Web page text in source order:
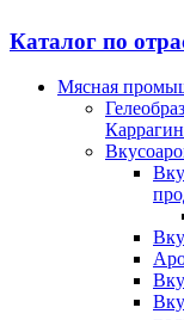
Каталог по
Мясная